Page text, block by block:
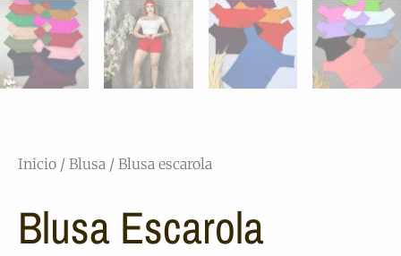
Inicio / Blusa / Blusa escarola
Blusa Escarola